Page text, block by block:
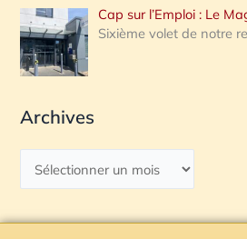
Cap sur l’Emploi : Le
Sixième volet de notre
Archives